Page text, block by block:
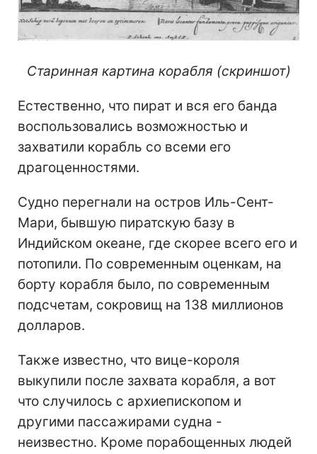
Старинная картина корабля (скриншот)
Естественно, что пират и вся его банда
воспользовались возможностью и
захватили корабль со всеми его
драгоценностями.
Судно перегнали на остров Иль-Сент-
Мари, бывшую пиратскую базу в
Индийском океане, где скорее всего его и
потопили. По современным оценкам, на
борту корабля было, по современным
подсчетам, сокровищ на 138 миллионов
долларов.
Также известно, что вице-короля
выкупили после захвата корабля, а вот
что случилось с архиепископом и
другими пассажирами судна -
неизвестно. Кроме порабощенных людей